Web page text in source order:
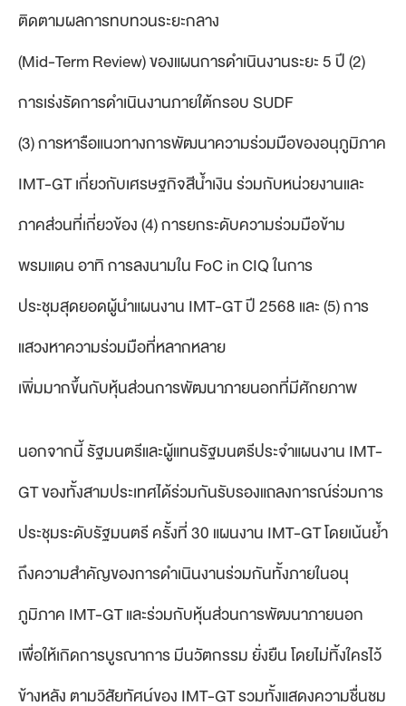
ติดตามผลการทบทวนระยะกลาง
(Mid-Term Review) ของแผนการดำเนินงานระยะ 5 ปี (2)
การเร่งรัดการดำเนินงานภายใต้กรอบ SUDF
(3) การหารือแนวทางการพัฒนาความร่วมมือของอนุภูมิภาค
IMT-GT เกี่ยวกับเศรษฐกิจสีน้ำเงิน ร่วมกับหน่วยงานและ
ภาคส่วนที่เกี่ยวข้อง (4) การยกระดับความร่วมมือข้าม
พรมแดน อาทิ การลงนามใน FoC in CIQ ในการ
ประชุมสุดยอดผู้นำแผนงาน IMT-GT ปี 2568 และ (5) การ
แสวงหาความร่วมมือที่หลากหลาย
เพิ่มมากขึ้นกับหุ้นส่วนการพัฒนาภายนอกที่มีศักยภาพ
นอกจากนี้ รัฐมนตรีและผู้แทนรัฐมนตรีประจำแผนงาน IMT-
GT ของทั้งสามประเทศได้ร่วมกันรับรองแถลงการณ์ร่วมการ
ประชุมระดับรัฐมนตรี ครั้งที่ 30 แผนงาน IMT-GT โดยเน้นย้ำ
ถึงความสำคัญของการดำเนินงานร่วมกันทั้งภายในอนุ
ภูมิภาค IMT-GT และร่วมกับหุ้นส่วนการพัฒนาภายนอก
เพื่อให้เกิดการบูรณาการ มีนวัตกรรม ยั่งยืน โดยไม่ทิ้งใครไว้
ข้างหลัง ตามวิสัยทัศน์ของ IMT-GT รวมทั้งแสดงความชื่นชม